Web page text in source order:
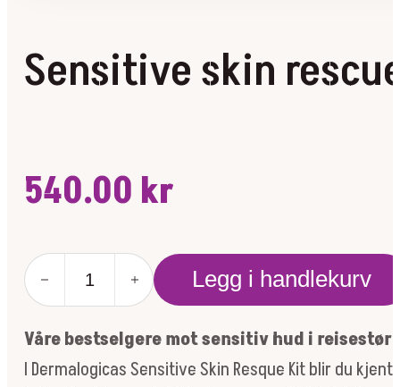
Sensitive skin
540.00 kr
Sensitive
skin
rescue
skin
kit
antall
Legg i handlekurv
Våre bestselgere mot sensitiv hud i
I Dermalogicas Sensitive Skin Resque Kit blir du